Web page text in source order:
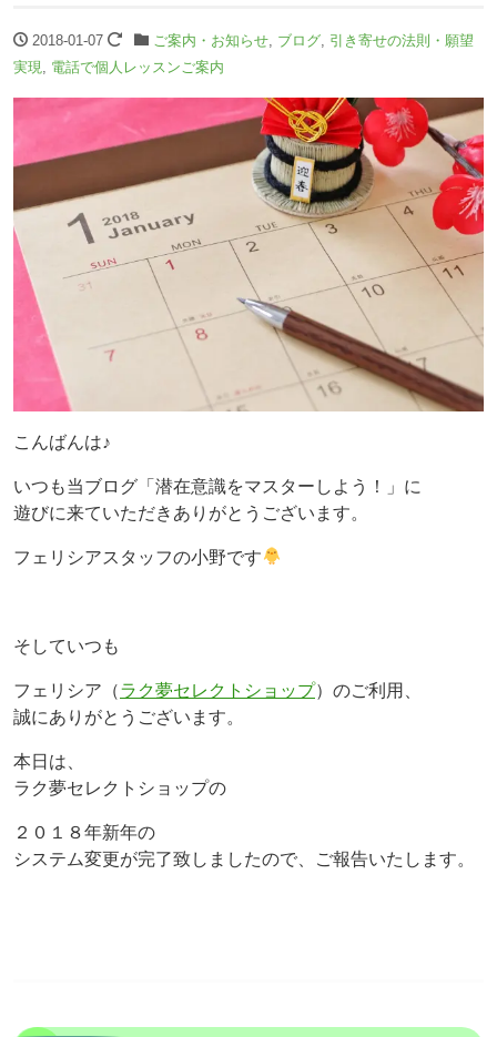
2018-01-07 ご案内・お知らせ, ブログ, 引き寄せの法則・願望
実現
電話で個人レッスンご案内
こんばんは♪
いつも当ブログ「潜在意識をマスターしよう！」に
遊びに来ていただきありがとうございます。
フェリシアスタッフの小野です
そしていつも
フェリシア（ラク夢セレクトショップ）のご利用、
誠にありがとうございます。
本日は、
ラク夢セレクトショップの
２０１８年新年の
システム変更が完了致しましたので、ご報告いたします。